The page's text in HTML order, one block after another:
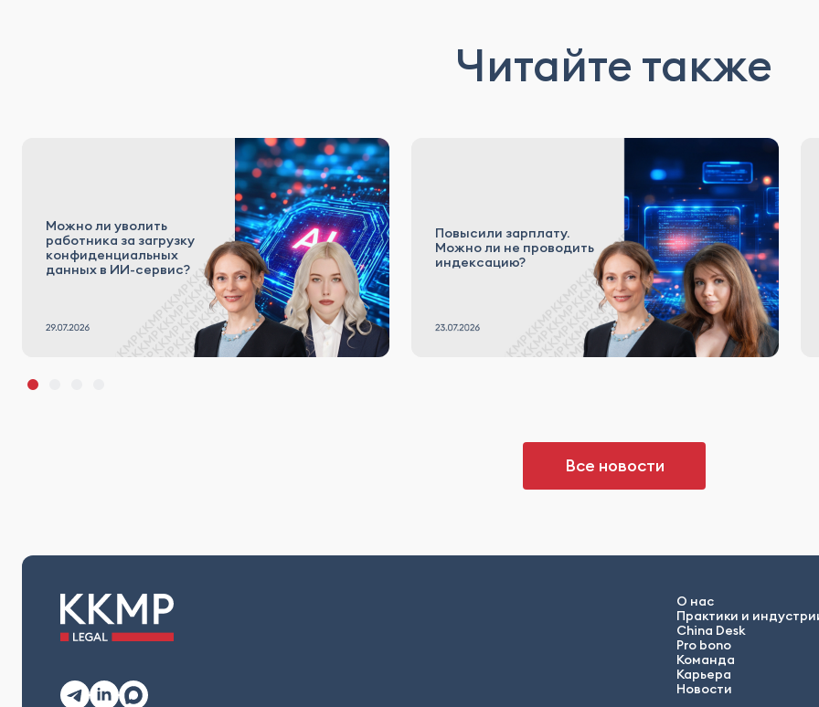
Читайте также
Можно ли уволить
работника за загрузку
конфиденциальных
данных в ИИ-сервис?
Повысили зарплату.
Можно ли не проводить
индексацию?
Все новости
О нас
Практики и
China Desk
Pro bono
Команда
Карьера
Новости